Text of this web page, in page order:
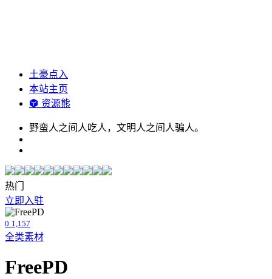
土豪点入
本站主页
资源熊
野蛮人之间人吃人，文明人之间人骗人。
热门
立即入驻
0 1,157
全类素材
FreePD